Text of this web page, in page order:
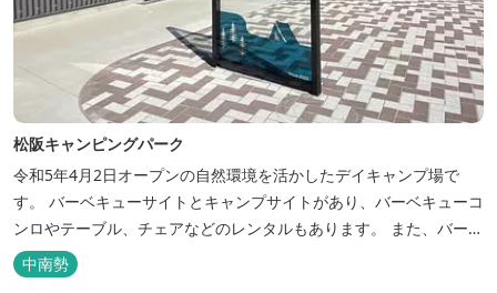
松阪キャンピングパーク
令和5年4月2日オープンの自然環境を活かしたデイキャンプ場で
す。 バーベキューサイトとキャンプサイトがあり、バーベキューコ
ンロやテーブル、チェアなどのレンタルもあります。 また、バーベ
キューサイトは屋根があり雨でも利用いただけます！ 皆さん、ぜひ
ご利用ください！
中南勢